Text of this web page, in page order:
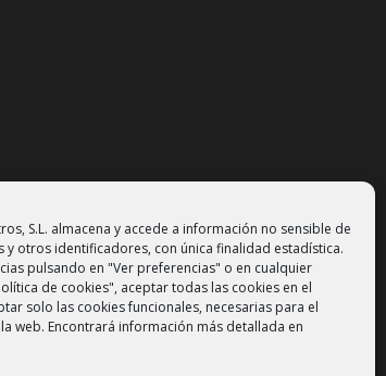
S.L. almacena y accede a información no sensible de
y otros identificadores, con única finalidad estadística.
pulsando en "Ver preferencias" o en cualquier
de cookies", aceptar todas las cookies en el
solo las cookies funcionales, necesarias para el
web. Encontrará información más detallada en